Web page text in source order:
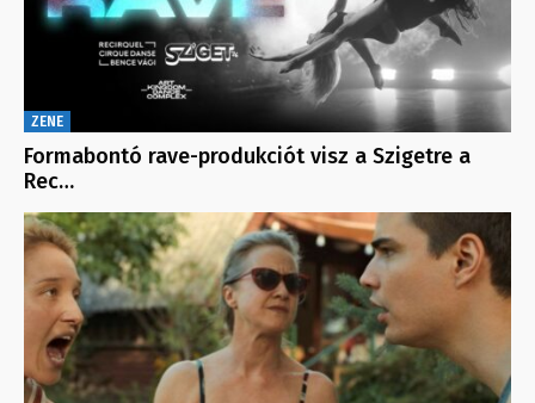
ZENE
Formabontó rave-produkciót visz a Szigetre a
Rec…